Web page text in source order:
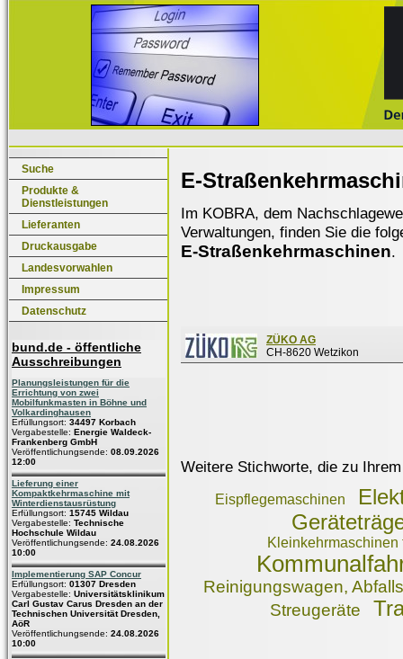
Suche
Produkte &
Dienstleistungen
Lieferanten
Druckausgabe
Landesvorwahlen
Impressum
Datenschutz
bund.de - öffentliche
Ausschreibungen
Planungsleistungen für die
Errichtung von zwei
Mobilfunkmasten in Böhne und
Volkardinghausen
Erfüllungsort: 34497 Korbach
Vergabestelle: Energie Waldeck-
Frankenberg GmbH
Veröffentlichungsende: 08.09.2026
12:00
Lieferung einer
Kompaktkehrmaschine mit
Winterdienstausrüstung
Erfüllungsort: 15745 Wildau
Vergabestelle: Technische
Hochschule Wildau
Veröffentlichungsende: 24.08.2026
10:00
Implementierung SAP Concur
Erfüllungsort: 01307 Dresden
Vergabestelle: Universitätsklinikum
Carl Gustav Carus Dresden an der
Technischen Universität Dresden,
AöR
Veröffentlichungsende: 24.08.2026
10:00
E-
Im KOBRA, dem
Verwaltungen, finden Sie die
E-Straßenkehrmaschinen.
ZÜKO AG
CH-8620 Wetzikon
Weitere Stichworte, die zu
Eispflegemaschinen
Reinigungswagen,
Streugeräte